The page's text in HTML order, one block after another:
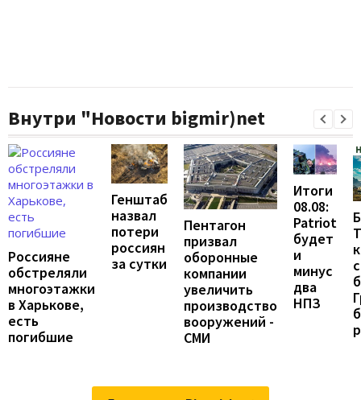
Внутри "Новости bigmir)net
Россияне
обстреляли
многоэтажки
в Харькове,
есть
погибшие
Генштаб
назвал
потери
россиян
за сутки
Пентагон
призвал
оборонные
компании
увеличить
производство
вооружений -
СМИ
Итоги
08.08:
Patriot
будет
и
минус
два
НПЗ